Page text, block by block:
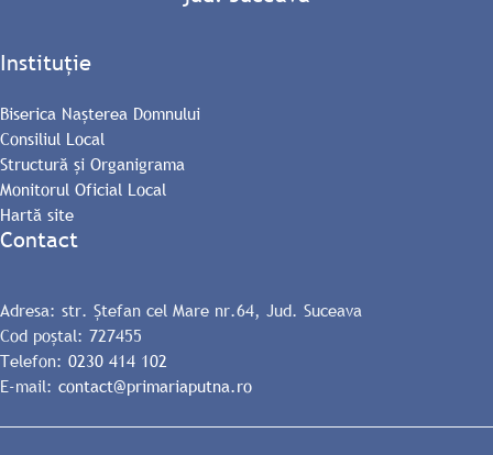
Instituție
Biserica Nașterea Domnului
Consiliul Local
Structură și Organigrama
Monitorul Oficial Local
Hartă site
Contact
Adresa: str. Ștefan cel Mare nr.64, Jud. Suceava
Cod poștal: 727455
Telefon: 0230 414 102
E-mail: contact@primariaputna.ro